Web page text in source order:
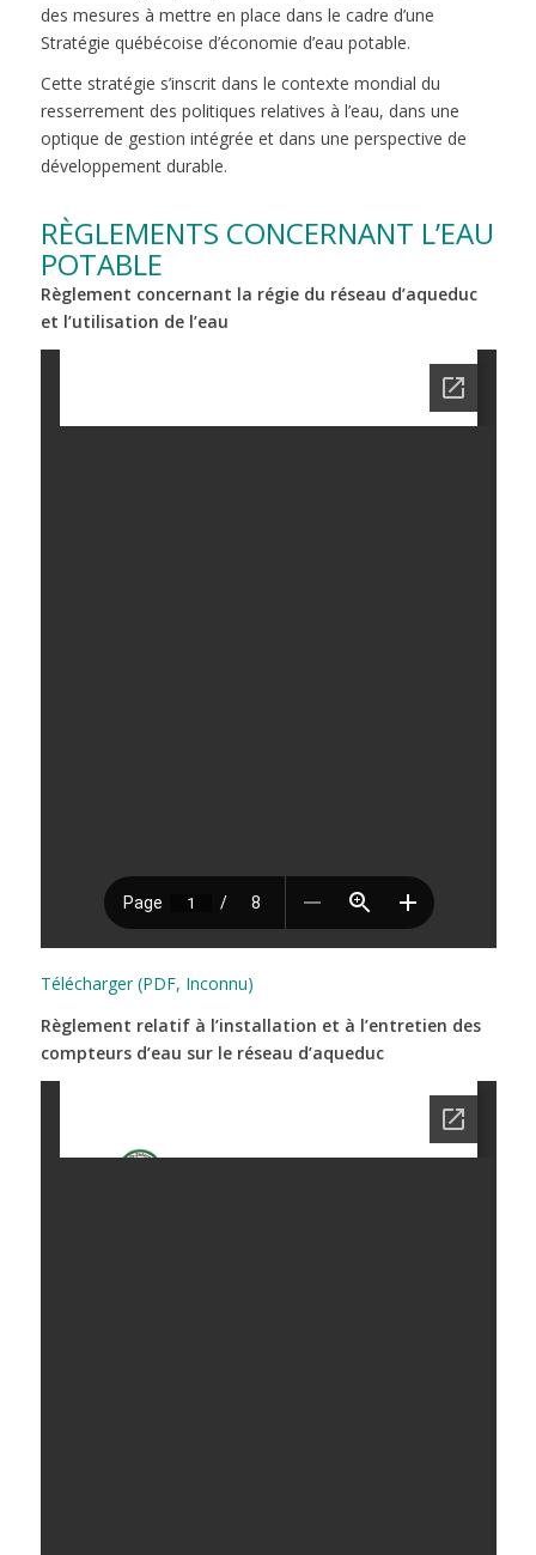
des mesures à mettre en place dans le cadre d’une
Stratégie québécoise d’économie d’eau potable.
Cette stratégie s’inscrit dans le contexte mondial du
resserrement des politiques relatives à l’eau, dans une
optique de gestion intégrée et dans une perspective de
développement durable.
RÈGLEMENTS CONCERNANT L’EAU
POTABLE
Règlement concernant la régie du réseau d’aqueduc
et l’utilisation de l’eau
Télécharger (PDF, Inconnu)
Règlement relatif à l’installation et à l’entretien des
compteurs d’eau sur le réseau d’aqueduc